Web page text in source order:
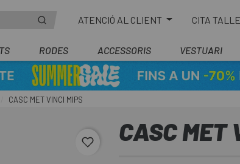
ATENCIÓ AL CLIENT CITA
RODES ACCESSORIS VESTUARI
CASC MET VINCI MIPS
favorite_borderCASC MET